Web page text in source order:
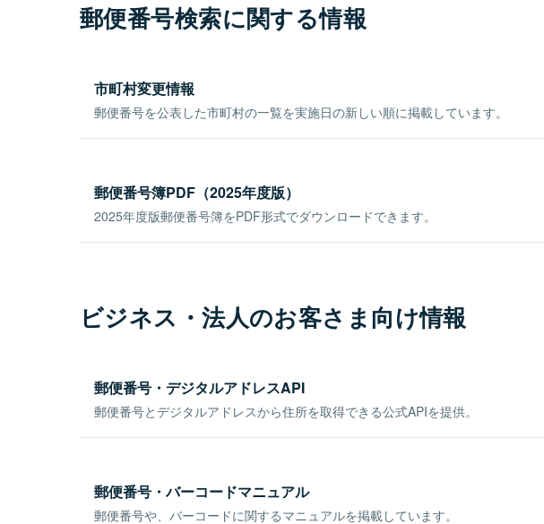
郵便番号検索に関する情報
市町村変更情報
郵便番号を公表した市町村の一覧を実施日の新しい順に掲載しています。
郵便番号簿PDF（2025年度版）
2025年度版郵便番号簿をPDF形式でダウンロードできます。
ビジネス・法人のお客さま向け情報
郵便番号・デジタルアドレスAPI
郵便番号とデジタルアドレスから住所を取得できる公式APIを提供。
郵便番号・バーコードマニュアル
郵便番号や、バーコードに関するマニュアルを掲載しています。